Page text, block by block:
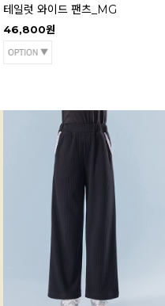
테일럿 와이드 팬츠_MG
46,800원